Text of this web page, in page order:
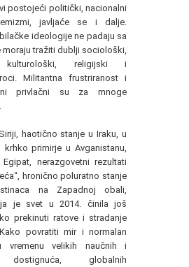
postojeći politički, nacionalni
javljaće se i dalje.
ideologije ne padaju sa
moraju tražiti dublji sociološki,
kulturološki, religijski i
Militantna frustriranost i
privlačni su za mnoge
haotično stanje u Iraku, u
krhko primirje u Avganistanu,
Egipat, nerazgovetni rezultati
hronično poluratno stanje
na Zapadnoj obali,
je svet u 2014. činila još
prekinuti ratove i stradanje
povratiti mir i normalan
velikih naučnih i
dostignuća, globalnih